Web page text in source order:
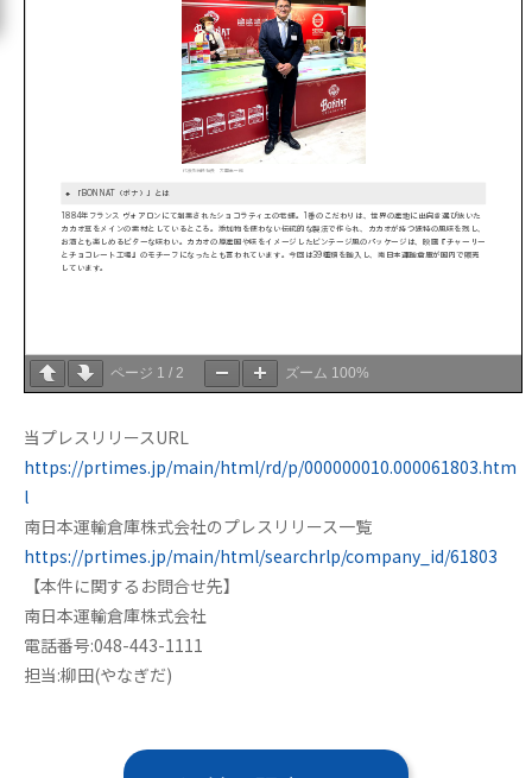
ページ 1 / 2 ズーム 100%
当プレスリリースURL
https://prtimes.jp/main/html/rd/p/000000010.000061803.htm
l
南日本運輸倉庫株式会社のプレスリリース一覧
https://prtimes.jp/main/html/searchrlp/company_id/61803
【本件に関するお問合せ先】
南日本運輸倉庫株式会社
電話番号:048-443-1111
担当:柳田(やなぎだ)